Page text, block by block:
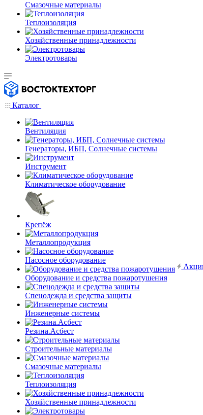
Смазочные материалы
Теплоизоляция
Хозяйственные принадлежности
Электротовары
Каталог
Вентиляция
Генераторы, ИБП, Солнечные системы
Инструмент
Климатическое оборудование
Крепёж
Металлопродукция
Насосное оборудование
Оборудование и средства пожаротушения
Спецодежда и средства защиты
Инженерные системы
Резина.Асбест
Строительные материалы
Смазочные материалы
Теплоизоляция
Хозяйственные принадлежности